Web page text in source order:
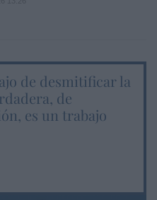
de desmitificar la
de
es un trabajo